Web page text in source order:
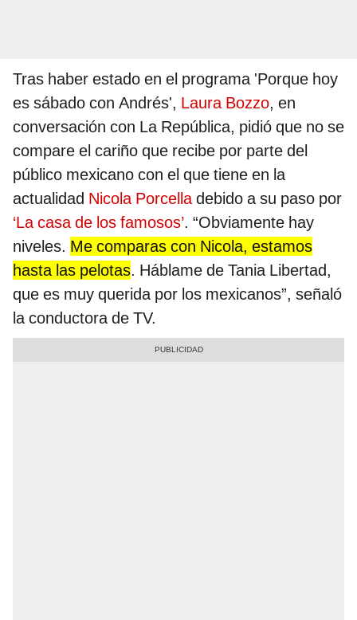
Tras haber estado en el programa 'Porque hoy
es sábado con Andrés', Laura Bozzo, en
conversación con La República, pidió que no se
compare el cariño que recibe por parte del
público mexicano con el que tiene en la
actualidad Nicola Porcelladebido a su paso por
‘La casa de los famosos’. “Obviamente hay
niveles. Me comparas con Nicola, estamos
hasta las pelotas. Háblame de Tania Libertad,
que es muy querida por los mexicanos”, señaló
la conductora de TV.